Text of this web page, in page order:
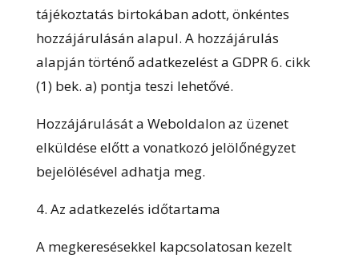
tájékoztatás birtokában adott, önkéntes
hozzájárulásán alapul. A hozzájárulás
alapján történő adatkezelést a GDPR 6. cikk
(1) bek. a) pontja teszi lehetővé.
Hozzájárulását a Weboldalon az üzenet
elküldése előtt a vonatkozó jelölőnégyzet
bejelölésével adhatja meg.
4. Az adatkezelés időtartama
A megkeresésekkel kapcsolatosan kezelt